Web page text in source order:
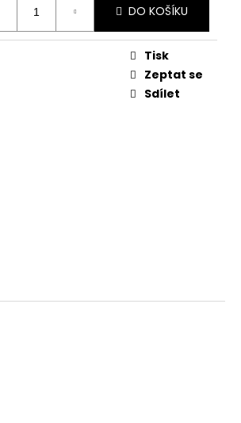
DO KOŠÍKU
Tisk
Zeptat se
Sdílet